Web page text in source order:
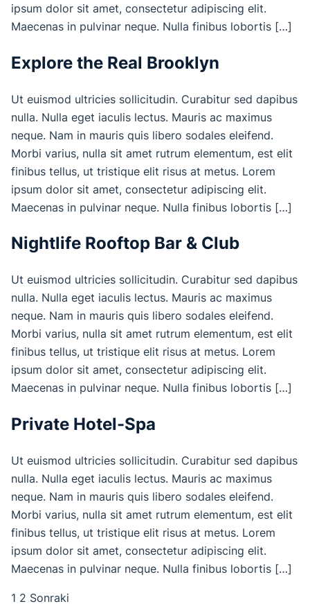
ipsum dolor sit amet, consectetur adipiscing elit.
Maecenas in pulvinar neque. Nulla finibus lobortis […]
Explore the Real Brooklyn
Ut euismod ultricies sollicitudin. Curabitur sed dapibus
nulla. Nulla eget iaculis lectus. Mauris ac maximus
neque. Nam in mauris quis libero sodales eleifend.
Morbi varius, nulla sit amet rutrum elementum, est elit
finibus tellus, ut tristique elit risus at metus. Lorem
ipsum dolor sit amet, consectetur adipiscing elit.
Maecenas in pulvinar neque. Nulla finibus lobortis […]
Nightlife Rooftop Bar & Club
Ut euismod ultricies sollicitudin. Curabitur sed dapibus
nulla. Nulla eget iaculis lectus. Mauris ac maximus
neque. Nam in mauris quis libero sodales eleifend.
Morbi varius, nulla sit amet rutrum elementum, est elit
finibus tellus, ut tristique elit risus at metus. Lorem
ipsum dolor sit amet, consectetur adipiscing elit.
Maecenas in pulvinar neque. Nulla finibus lobortis […]
Private Hotel-Spa
Ut euismod ultricies sollicitudin. Curabitur sed dapibus
nulla. Nulla eget iaculis lectus. Mauris ac maximus
neque. Nam in mauris quis libero sodales eleifend.
Morbi varius, nulla sit amet rutrum elementum, est elit
finibus tellus, ut tristique elit risus at metus. Lorem
ipsum dolor sit amet, consectetur adipiscing elit.
Maecenas in pulvinar neque. Nulla finibus lobortis […]
Yazı
1 2 Sonraki